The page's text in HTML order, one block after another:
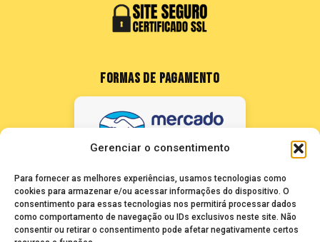
Gerenciar o consentimento
Para fornecer as melhores experiências, usamos tecnologias como
cookies para armazenar e/ou acessar informações do dispositivo. O
consentimento para essas tecnologias nos permitirá processar dados
como comportamento de navegação ou IDs exclusivos neste site. Não
consentir ou retirar o consentimento pode afetar negativamente certos
FORMAS DE PAGAMENTO
FALE CONOSCO